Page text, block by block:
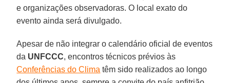
e organizações observadoras. O local exato do
evento ainda será divulgado.
Apesar de não integrar o calendário oficial de eventos
da UNFCCC, encontros técnicos prévios às
Conferências do Clima têm sido realizados ao longo